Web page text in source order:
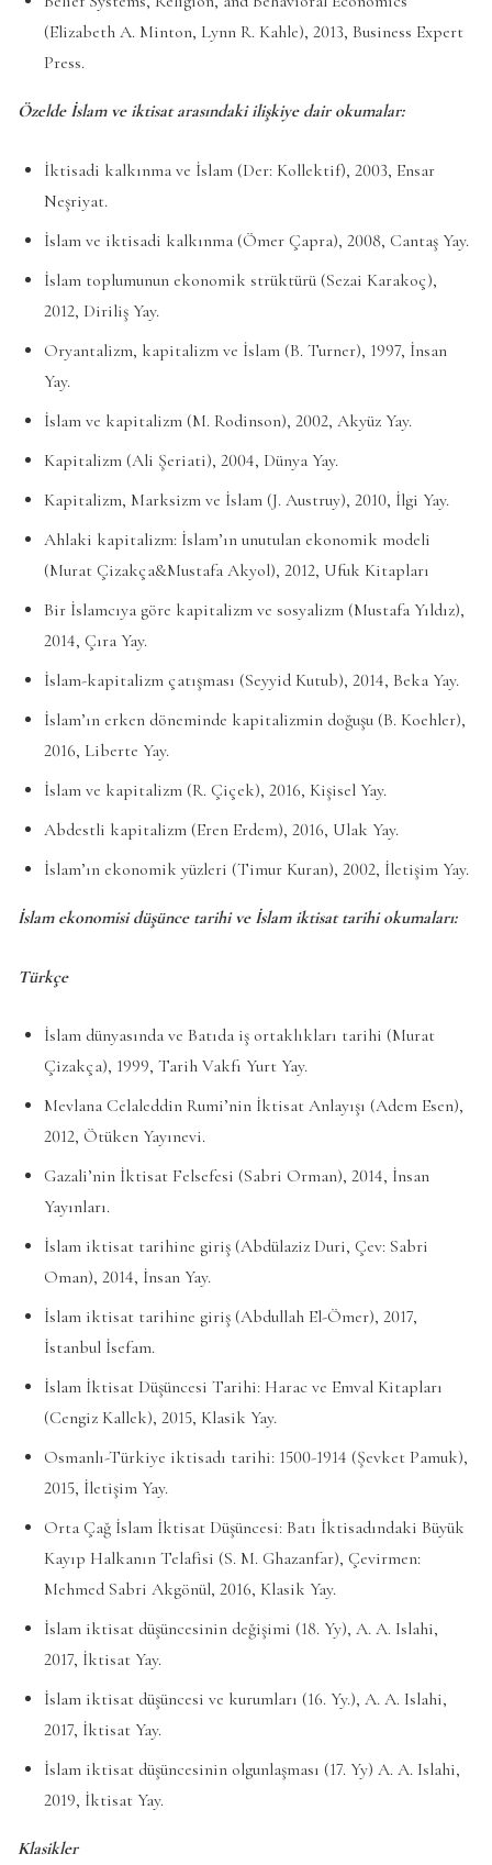
(Elizabeth A. Minton, Lynn R. Kahle), 2013, Business Expert
Press.
Özelde İslam ve iktisat arasındaki ilişkiye dair okumalar:
İktisadi kalkınma ve İslam (Der: Kollektif), 2003, Ensar
Neşriyat.
İslam ve iktisadi kalkınma (Ömer Çapra), 2008, Cantaş Yay.
İslam toplumunun ekonomik strüktürü (Sezai Karakoç),
2012, Diriliş Yay.
Oryantalizm, kapitalizm ve İslam (B. Turner), 1997, İnsan
Yay.
İslam ve kapitalizm (M. Rodinson), 2002, Akyüz Yay.
Kapitalizm (Ali Şeriati), 2004, Dünya Yay.
Kapitalizm, Marksizm ve İslam (J. Austruy), 2010, İlgi Yay.
Ahlaki kapitalizm: İslam’ın unutulan ekonomik modeli
(Murat Çizakça&Mustafa Akyol), 2012, Ufuk Kitapları
Bir İslamcıya göre kapitalizm ve sosyalizm (Mustafa Yıldız),
2014, Çıra Yay.
İslam-kapitalizm çatışması (Seyyid Kutub), 2014, Beka Yay.
İslam’ın erken döneminde kapitalizmin doğuşu (B. Koehler),
2016, Liberte Yay.
İslam ve kapitalizm (R. Çiçek), 2016, Kişisel Yay.
Abdestli kapitalizm (Eren Erdem), 2016, Ulak Yay.
İslam’ın ekonomik yüzleri (Timur Kuran), 2002, İletişim Yay.
İslam ekonomisi düşünce tarihi ve İslam iktisat tarihi okumaları:
Türkçe
İslam dünyasında ve Batıda iş ortaklıkları tarihi (Murat
Çizakça), 1999, Tarih Vakfı Yurt Yay.
Mevlana Celaleddin Rumi’nin İktisat Anlayışı (Adem Esen),
2012, Ötüken Yayınevi.
Gazali’nin İktisat Felsefesi (Sabri Orman), 2014, İnsan
Yayınları.
İslam iktisat tarihine giriş (Abdülaziz Duri, Çev: Sabri
Oman), 2014, İnsan Yay.
İslam iktisat tarihine giriş (Abdullah El-Ömer), 2017,
İstanbul İsefam.
İslam İktisat Düşüncesi Tarihi: Harac ve Emval Kitapları
(Cengiz Kallek), 2015, Klasik Yay.
Osmanlı-Türkiye iktisadı tarihi: 1500-1914 (Şevket Pamuk),
2015, İletişim Yay.
Orta Çağ İslam İktisat Düşüncesi: Batı İktisadındaki Büyük
Kayıp Halkanın Telafisi (S. M. Ghazanfar), Çevirmen:
Mehmed Sabri Akgönül, 2016, Klasik Yay.
İslam iktisat düşüncesinin değişimi (18. Yy), A. A. Islahi,
2017, İktisat Yay.
İslam iktisat düşüncesi ve kurumları (16. Yy.), A. A. Islahi,
2017, İktisat Yay.
İslam iktisat düşüncesinin olgunlaşması (17. Yy) A. A. Islahi,
2019, İktisat Yay.
Klasikler